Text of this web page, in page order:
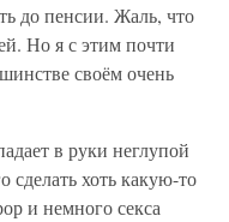
до пенсии. Жаль, что
Но я с этим почти
своём очень
в руки неглупой
сделать хоть какую-то
и немного секса